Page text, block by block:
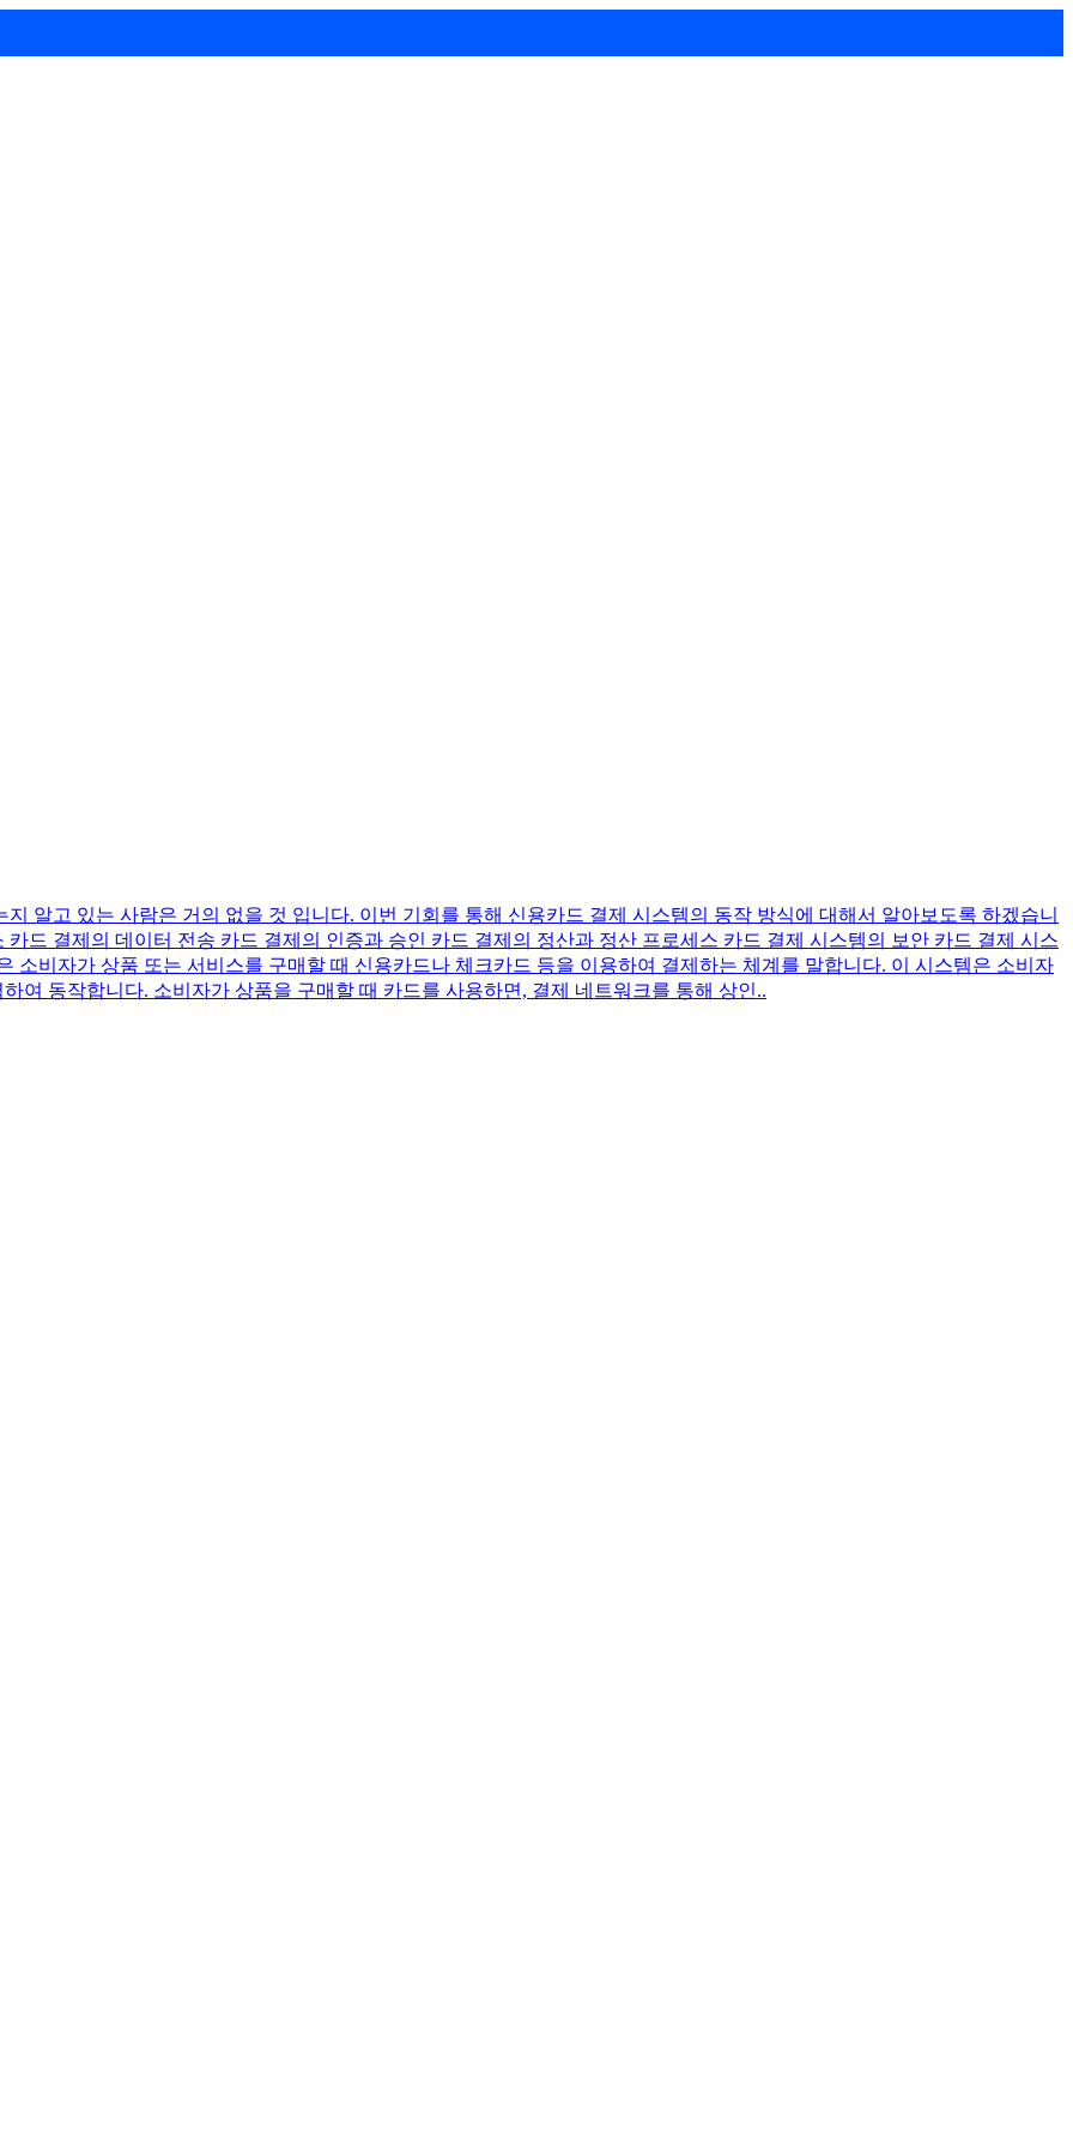
알고 있는 사람은 거의 없을 것 입니다. 이번 기회를 통해 신용카드 결제 시스템의 동작 방식에 대해서 알아보도록 하겠습니
드 결제의 데이터 전송 카드 결제의 인증과 승인 카드 결제의 정산과 정산 프로세스 카드 결제 시스템의 보안 카드 결제 시스
소비자가 상품 또는 서비스를 구매할 때 신용카드나 체크카드 등을 이용하여 결제하는 체계를 말합니다. 이 시스템은 소비자
여 동작합니다. 소비자가 상품을 구매할 때 카드를 사용하면, 결제 네트워크를 통해 상인..